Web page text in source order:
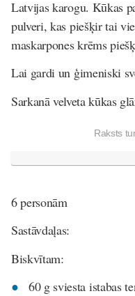
Latvijas karogu. Kūkas
pulveri, kas piešķir tai
maskarpones krēms
Lai gardi un ģimeniski
Sarkanā velveta kūkas
Raksts
6 personām
Sastāvdaļas:
Biskvītam:
60 g sviesta istabas